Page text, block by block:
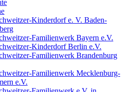
Kinderdorf e. V. Baden-
Familienwerk Bayern e.V.
Kinderdorf Berlin e.V.
Familienwerk Brandenburg
Familienwerk Mecklenburg-
e.V.